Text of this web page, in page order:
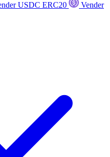
USDC ERC20
Vender